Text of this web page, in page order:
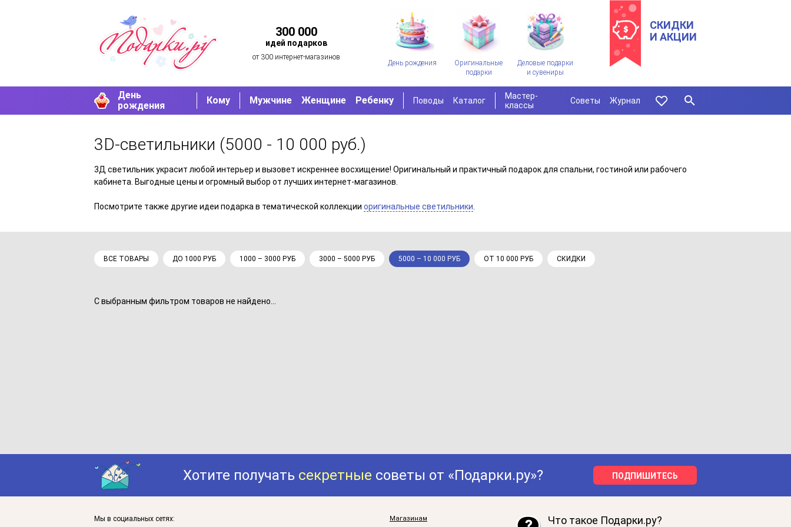
300 000
идей подарков
от 300 интернет-магазинов
День рождения
Оригинальные
подарки
Деловые подарки
и сувениры
СКИДКИ
И АКЦИИ
День
рождения
Кому Мужчине Женщине Ребенку Поводы Каталог
Мастер-
классы
Советы Журнал
3D-светильники (5000 - 10 000 руб.)
3Д светильник украсит любой интерьер и вызовет искреннее восхищение! Оригинальный и практичный подарок для спальни, гостиной или рабочего
кабинета. Выгодные цены и огромный выбор от лучших интернет-магазинов.
Посмотрите также другие идеи подарка в тематической коллекции оригинальные светильники.
ВСЕ ТОВАРЫ ДО 1000 РУБ 1000 – 3000 РУБ 3000 – 5000 РУБ 5000 – 10 000 РУБ ОТ 10 000 РУБ СКИДКИ
С выбранным фильтром товаров не найдено...
Хотите получать секретные советы от «Подарки.ру»? ПОДПИШИТЕСЬ
Мы в социальных сетях: Магазинам Что такое Подарки.ру?